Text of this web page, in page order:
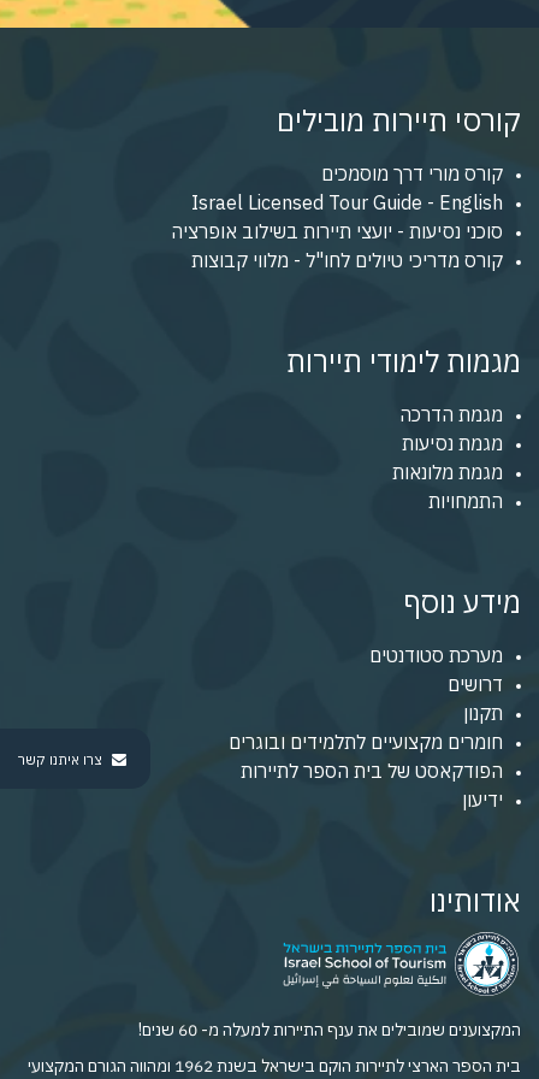
צרו איתנו קשר
קורסי תיירות מובילים
קורס מורי דרך מוסמכים
Israel Licensed Tour Guide - English
סוכני נסיעות - יועצי תיירות בשילוב אופרציה
קורס מדריכי טיולים לחו"ל - מלווי קבוצות
מגמות לימודי תיירות
מגמת הדרכה
מגמת נסיעות
מגמת מלונאות
התמחויות
מידע נוסף
מערכת סטודנטים
דרושים
תקנון
חומרים מקצועיים לתלמידים ובוגרים
הפודקאסט של בית הספר לתיירות
ידיעון
אודותינו
המקצוענים שמובילים את ענף התיירות למעלה מ- 60 שנים!
בית הספר הארצי לתיירות הוקם בישראל בשנת 1962 ומהווה הגורם המקצועי